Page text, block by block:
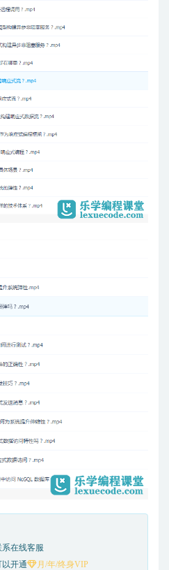
在线客服
以开通
月/年/终身VIP